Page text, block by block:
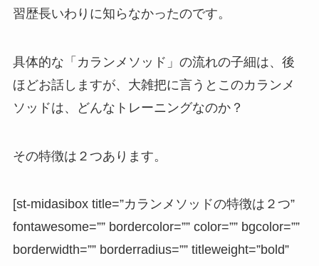
習歴長いわりに知らなかったのです。
具体的な「カランメソッド」の流れの子細は、後
ほどお話しますが、大雑把に言うとこのカランメ
ソッドは、どんなトレーニングなのか？
その特徴は２つあります。
[st-midasibox title=”カランメソッドの特徴は２つ”
fontawesome=”” bordercolor=”” color=”” bgcolor=””
borderwidth=”” borderradius=”” titleweight=”bold”